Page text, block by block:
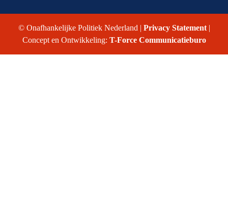
© Onafhankelijke Politiek Nederland | Privacy Statement |
Concept en Ontwikkeling: T-Force Communicatieburo